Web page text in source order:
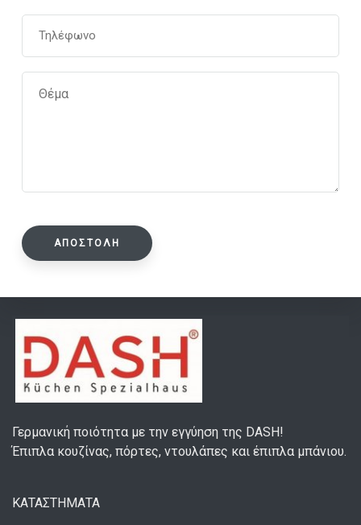
Γερμανική ποιότητα με την εγγύηση της DASH!
Έπιπλα κουζίνας, πόρτες, ντουλάπες και έπιπλα μπάνιου.
ΚΑΤΑΣΤΗΜΑΤΑ